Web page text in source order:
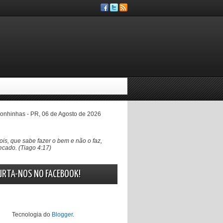
- PR, 06 de Agosto de 2026
que sabe fazer o bem e não o faz,
(Tiago 4:17)
NOS NO FACEBOOK!
Tecnologia do Blogger.